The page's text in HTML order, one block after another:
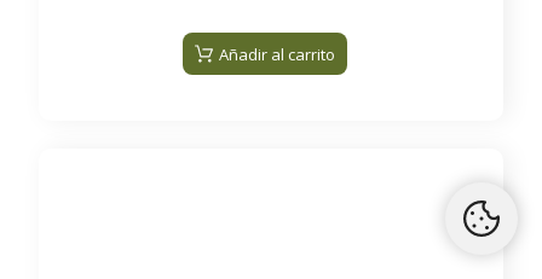
dientes de su perro.
Añadir al carrito